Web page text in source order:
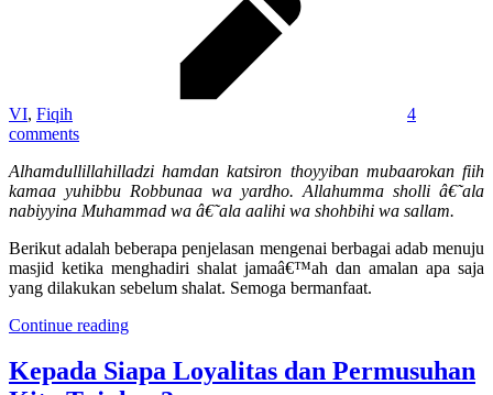
VI, Fiqih
4
comments
Alhamdullillahilladzi hamdan katsiron thoyyiban mubaarokan fiih
kamaa yuhibbu Robbunaa wa yardho. Allahumma sholli â€˜ala
nabiyyina Muhammad wa â€˜ala aalihi wa shohbihi wa sallam.
Berikut adalah beberapa penjelasan mengenai berbagai adab menuju
masjid ketika menghadiri shalat jamaâ€™ah dan amalan apa saja
yang dilakukan sebelum shalat. Semoga bermanfaat.
Continue reading
Kepada Siapa Loyalitas dan Permusuhan